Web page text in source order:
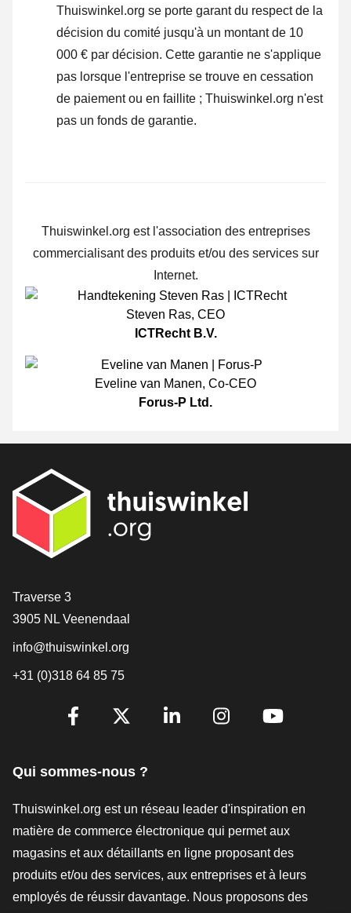
Thuiswinkel.org se porte garant du respect de la
décision du comité jusqu'à un montant de 10
000 € par décision. Cette garantie ne s'applique
pas lorsque l'entreprise se trouve en cessation
de paiement ou en faillite ; Thuiswinkel.org n'est
pas un fonds de garantie.
Thuiswinkel.org est l'association des entreprises
commercialisant des produits et/ou des services sur
Internet.
Steven Ras, CEO
ICTRecht B.V.
Eveline van Manen, Co-CEO
Forus-P Ltd.
[_General:Contact]
Traverse 3
3905 NL Veenendaal
info@thuiswinkel.org
+31 (0)318 64 85 75
[_General:SocialMediaTitle]
Qui sommes-nous ?
Thuiswinkel.org est un réseau leader d'inspiration en
matière de commerce électronique qui permet aux
magasins et aux détaillants en ligne proposant des
produits et/ou des services, aux entreprises et à leurs
employés de réussir davantage. Nous proposons des